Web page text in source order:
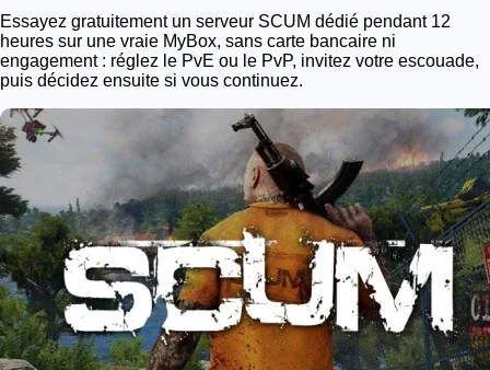
Essayez gratuitement un serveur SCUM dédié pendant 12
heures sur une vraie MyBox, sans carte bancaire ni
engagement : réglez le PvE ou le PvP, invitez votre escouade,
puis décidez ensuite si vous continuez.